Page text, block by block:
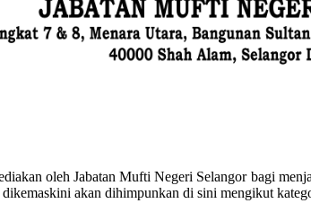
oleh Jabatan Mufti Negeri Selangor bagi
akan dihimpunkan di sini mengikut